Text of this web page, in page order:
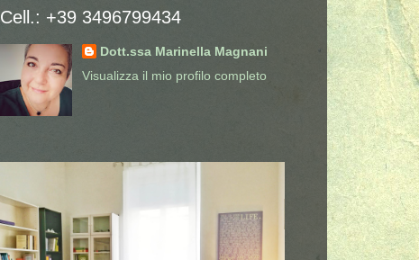
Cell.: +39 3496799434
Dott.ssa Marinella Magnani
Visualizza il mio profilo completo